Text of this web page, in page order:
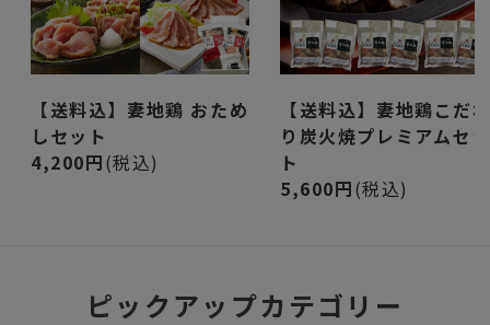
【送料込】妻地鶏 おため
しセット
4,200円(税込)
【送料込】妻地鶏こだ
り炭火焼プレミアムセッ
ト
5,600円(税込)
ピックアップカテゴリー